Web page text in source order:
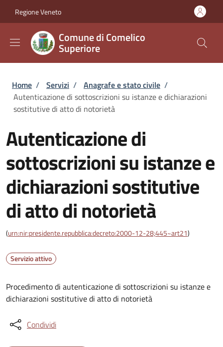
Regione Veneto
Comune di Comelico
Superiore
Briciole di pane
Home / Servizi / Anagrafe e stato civile /
Autenticazione di sottoscrizioni su istanze e dichiarazioni
sostitutive di atto di notorietà
Autenticazione di
sottoscrizioni su istanze e
dichiarazioni sostitutive
di atto di notorietà
(urn:nir:presidente.repubblica:decreto:2000-12-28;445~art21)
Servizio attivo
Procedimento di autenticazione di sottoscrizioni su istanze e
dichiarazioni sostitutive di atto di notorietà
Condividi